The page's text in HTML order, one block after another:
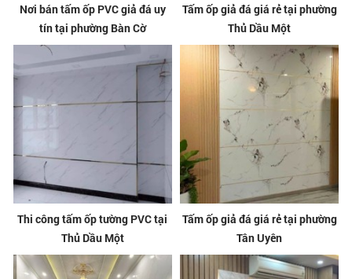
Nơi bán tấm ốp PVC giả đá uy
tín tại phường Bàn Cờ
Tấm ốp giả đá giá rẻ tại phường
Thủ Dầu Một
Thi công tấm ốp tường PVC tại
Thủ Dầu Một
Tấm ốp giả đá giá rẻ tại phường
Tân Uyên